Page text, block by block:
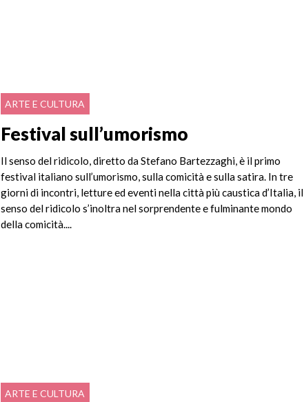
ARTE E CULTURA
Festival sull’umorismo
Il senso del ridicolo, diretto da Stefano Bartezzaghi, è il primo
festival italiano sull’umorismo, sulla comicità e sulla satira. In tre
giorni di incontri, letture ed eventi nella città più caustica d’Italia, il
senso del ridicolo s’inoltra nel sorprendente e fulminante mondo
della comicità....
ARTE E CULTURA